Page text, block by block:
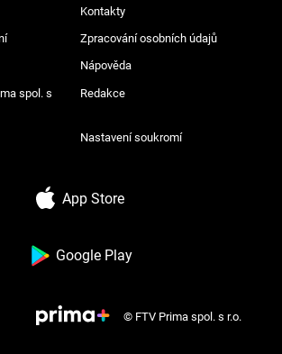
Kontakty
Zpracování osobních údajů
Nápověda
spol. s
Redakce
Nastavení soukromí
App Store
Google Play
© FTV Prima spol. s r.o.